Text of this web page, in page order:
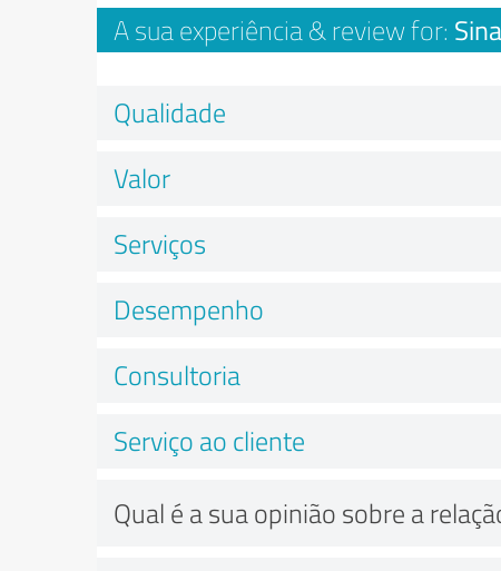
A sua experiência & review for:
Qualidade
Valor
Serviços
Desempenho
Consultoria
Serviço ao cliente
Qual é a sua opinião sobre a